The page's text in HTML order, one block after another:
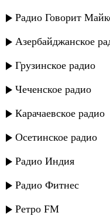
Радио Говорит
Азербайджанское
Грузинское радио
Чеченское радио
Карачаевское радио
Осетинское радио
Радио Индия
Радио Фитнес
Ретро FM
Ислам Касимов -
Ислам Касимов -
Ислам Касимов
Ахмед Ахмедов -